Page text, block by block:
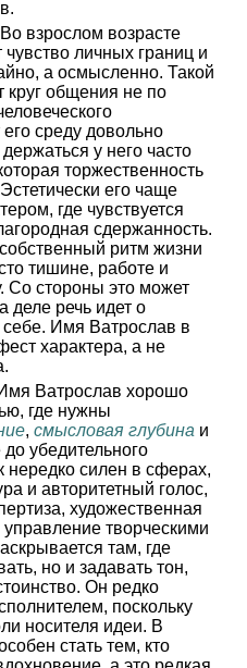
Во взрослом возрасте
личных границ и
а осмысленно. Такой
круг общения не по
его среду довольно
у него часто
торжественность
его чаще
где чувствуется
сдержанность.
ритм жизни
тишине, работе и
Со стороны это может
деле речь идет о
Имя Ватрослав в
характера, а не
Ватрослав хорошо
где нужны
, смысловая глубина и
убедительного
нередко силен в сферах,
и авторитетный голос,
художественная
творческими
там, где
но и задавать тон,
Он редко
поскольку
носителя идеи. В
стать тем, кто